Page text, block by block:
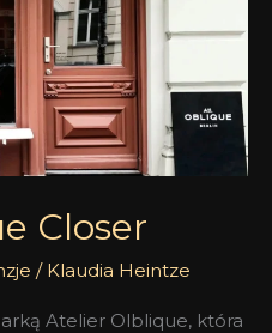
Closer
/ Klaudia Heintze
Atelier Olblique, która